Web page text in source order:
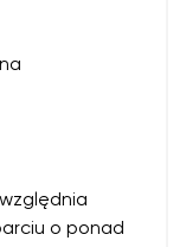
o ponad